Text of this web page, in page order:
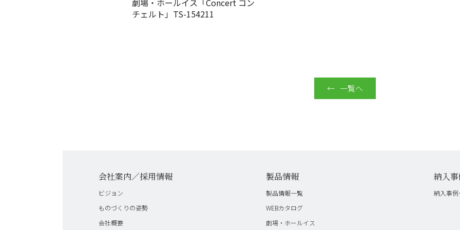
劇場・ホールイス「Concert コン
チェルト」TS-154211
一覧へ
会社案内／採用情報
ビジョン
ものづくりの姿勢
会社概要
製品情報
製品情報一覧
WEBカタログ
劇場・ホールイス
納入
納入事例